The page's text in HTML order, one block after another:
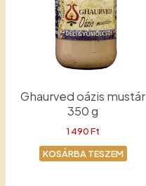
Ghaurved oázis mustár
350 g
1 490Ft
KOSÁRBA TESZEM